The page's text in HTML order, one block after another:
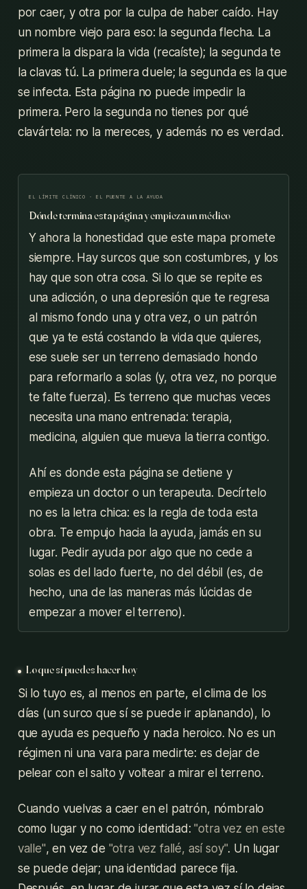
por caer, y otra por la culpa de haber caído. Hay
un nombre viejo para eso: la segunda flecha. La
primera la dispara la vida (recaíste); la segunda te
la clavas tú. La primera duele; la segunda es la que
se infecta. Esta página no puede impedir la
primera. Pero la segunda no tienes por qué
clavártela: no la mereces, y además no es verdad.
EL LÍMITE CLÍNICO · EL PUENTE A LA AYUDA
Dónde termina esta página y empieza un médico
Y ahora la honestidad que este mapa promete
siempre. Hay surcos que son costumbres, y los
hay que son otra cosa. Si lo que se repite es
una adicción, o una depresión que te regresa
al mismo fondo una y otra vez, o un patrón
que ya te está costando la vida que quieres,
ese suele ser un terreno demasiado hondo
para reformarlo a solas (y, otra vez, no porque
te falte fuerza). Es terreno que muchas veces
necesita una mano entrenada: terapia,
medicina, alguien que mueva la tierra contigo.
Ahí es donde esta página se detiene y
empieza un doctor o un terapeuta. Decírtelo
no es la letra chica: es la regla de toda esta
obra. Te empujo hacia la ayuda, jamás en su
lugar. Pedir ayuda por algo que no cede a
solas es del lado fuerte, no del débil (es, de
hecho, una de las maneras más lúcidas de
empezar a mover el terreno).
Lo que sí puedes hacer hoy
Si lo tuyo es, al menos en parte, el clima de los
días (un surco que sí se puede ir aplanando), lo
que ayuda es pequeño y nada heroico. No es un
régimen ni una vara para medirte: es dejar de
pelear con el salto y voltear a mirar el terreno.
Cuando vuelvas a caer en el patrón, nómbralo
como lugar y no como identidad:"otra vez en este
valle", en vez de "otra vez fallé, así soy". Un lugar
se puede dejar; una identidad parece fija.